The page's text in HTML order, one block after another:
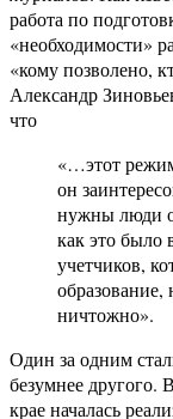
работа по
«необходимости»
«кому позволено,
Александр
что
«…этот
он
нужны люди
как это было
учетчиков,
образование,
ничтожно».
Один за одним
безумнее другого.
крае началась